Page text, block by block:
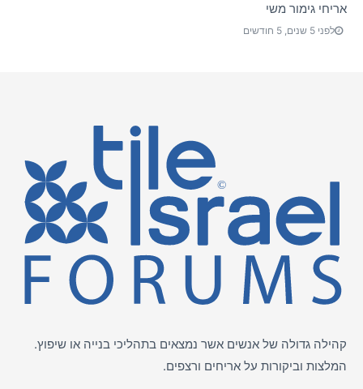
אריחי גימור משי
לפני 5 שנים, 5 חודשים
קהילה גדולה של אנשים אשר נמצאים בתהליכי בנייה או שיפוץ.
המלצות וביקורות על אריחים ורצפים.